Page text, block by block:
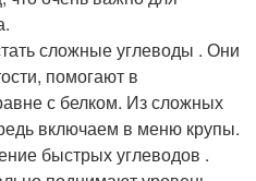
сложные углеводы . Они
помогают в
с белком. Из сложных
включаем в меню крупы.
быстрых углеводов .